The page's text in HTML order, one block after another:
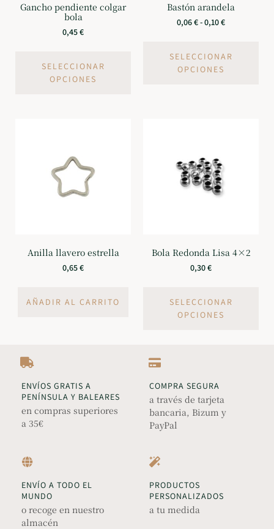
Gancho pendiente colgar
bola
0,45€
SELECCIONAR
OPCIONES
Bastón arandela
0,06€-0,10€
SELECCIONAR
OPCIONES
Anilla llavero estrella
0,65€
AÑADIR AL CARRITO
Bola Redonda Lisa 4×2
0,30€
SELECCIONAR
OPCIONES
ENVÍOS GRATIS A
PENÍNSULA Y BALEARES
en compras superiores
a 35€
COMPRA SEGURA
a través de tarjeta
bancaria, Bizum y
PayPal
ENVÍO A TODO EL
MUNDO
o recoge en nuestro
almacén
PRODUCTOS
PERSONALIZADOS
a tu medida